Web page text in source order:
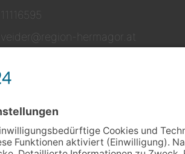
hermagor.at